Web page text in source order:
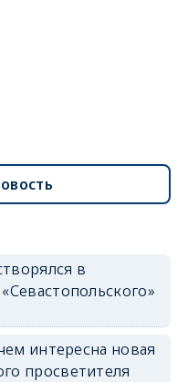
в
интересна новая
просветителя